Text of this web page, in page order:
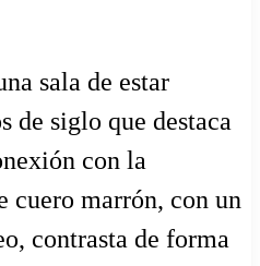
sala de estar
de siglo que destaca
con la
cuero marrón, con un
contrasta de forma